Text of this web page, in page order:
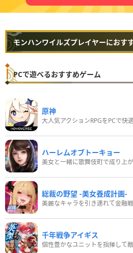
モンハンワイルズプレイヤーにおすす
PCで遊べるおすすめゲーム
原神
大人気アクションRPGをPCで快
ハーレムオブトーキョー
美女と一緒に歌舞伎町で成り上が
総裁の野望 -美女養成計画-
美麗なキャラを引き連れて金融
千年戦争アイギス
個性豊かなユニットを指揮して